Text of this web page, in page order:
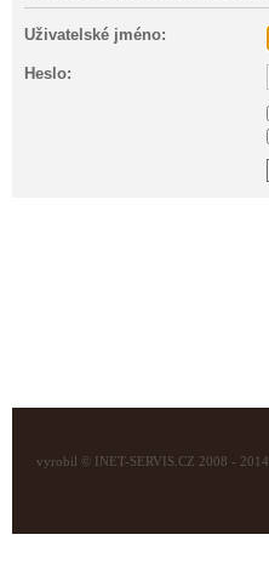
Uživatelské jméno:
Heslo:
vyrobil © INET-SERVIS.CZ 2008 - 2014